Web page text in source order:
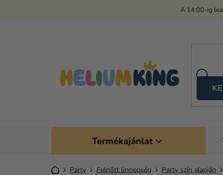
A 14:00-ig
Termékajánlat
KezdőlapParty Felnőtt ünnepség Party szín alapján